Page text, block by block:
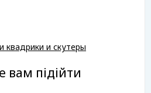
квадрики и скутеры
вам підійти